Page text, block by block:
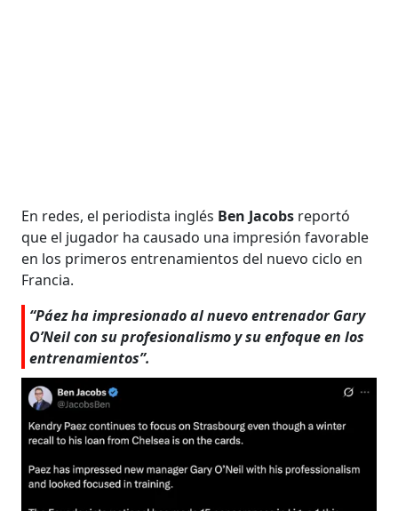
En redes, el periodista inglés Ben Jacobs reportó
que el jugador ha causado una impresión favorable
en los primeros entrenamientos del nuevo ciclo en
Francia.
“Páez ha impresionado al nuevo entrenador Gary
O’Neil con su profesionalismo y su enfoque en los
entrenamientos”.